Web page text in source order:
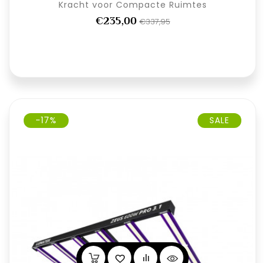
Kracht voor Compacte Ruimtes
€235,00 €337,95
SALE
-17%